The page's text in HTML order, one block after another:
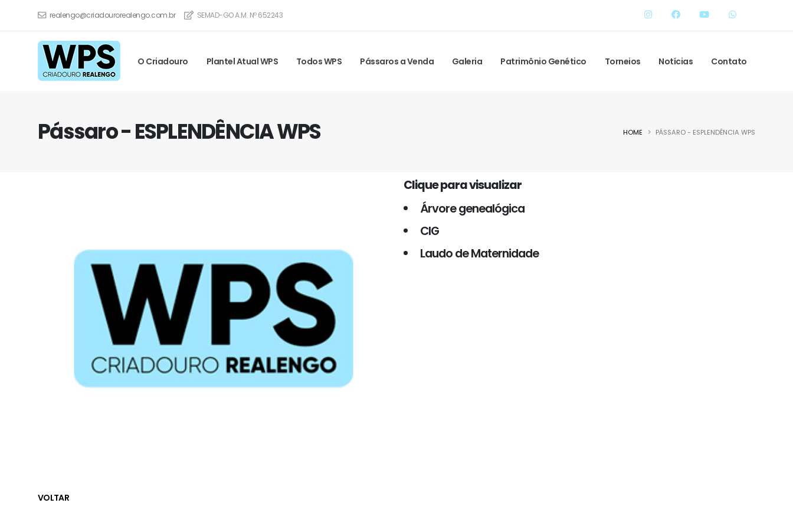
realengo@criadourorealengo.com.br SEMAD-GO A.M. Nº 652243
O Criadouro Plantel Atual WPS Todos WPS Pássaros a Venda Galeria Patrimônio Genético Torneios Notícias Contato
Pássaro - ESPLENDÊNCIA WPS HOME PÁSSARO - ESPLENDÊNCIA WPS
Clique para visualizar
Árvore genealógica
CIG
Laudo de Maternidade
VOLTAR